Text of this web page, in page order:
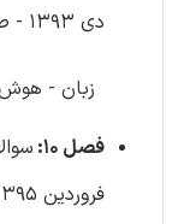
دی 1393 - صفحه 239 (55 سوال)
زبان - هوش
فصل 10:
فروردین 1395 - صفحه 252 (55 سوال)